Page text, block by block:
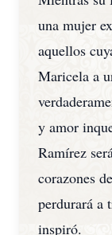
una mujer
aquellos
Maricela a
y amor
Ramírez
corazones
perdurará a
inspiró.